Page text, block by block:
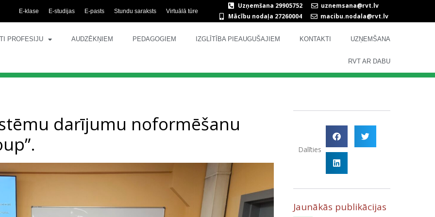
E-klase E-studijas E-pasts Stundu saraksts Virtuālā tūre
Uzņemšana 29905752
uznemsana@rvt.lv
Mācību nodaļa 27260004
macibu.nodala@rvt.lv
PROFESIJU AUDZĒKŅIEM PEDAGOGIEM IZGLĪTĪBA PIEAUGUŠAJIEM KONTAKTI UZŅEMŠANA
RVT AR DABU
darījumu noformēšanu
Dalīties
Jaunākās publikācijas